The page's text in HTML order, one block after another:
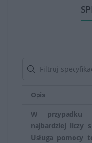
może być
Niektóre programy
techniczna 24/7,
niemożności
Kluczowym
Opis
W przypadku
najbardziej liczy
Usługa pomocy